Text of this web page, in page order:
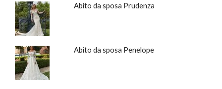
Abito da sposa Prudenza
Abito da sposa Penelope